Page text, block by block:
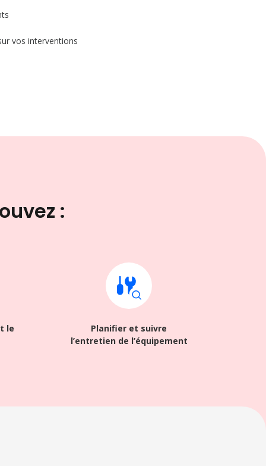
vos interventions
:
le
Planifier et suivre
l’entretien de l’équipement